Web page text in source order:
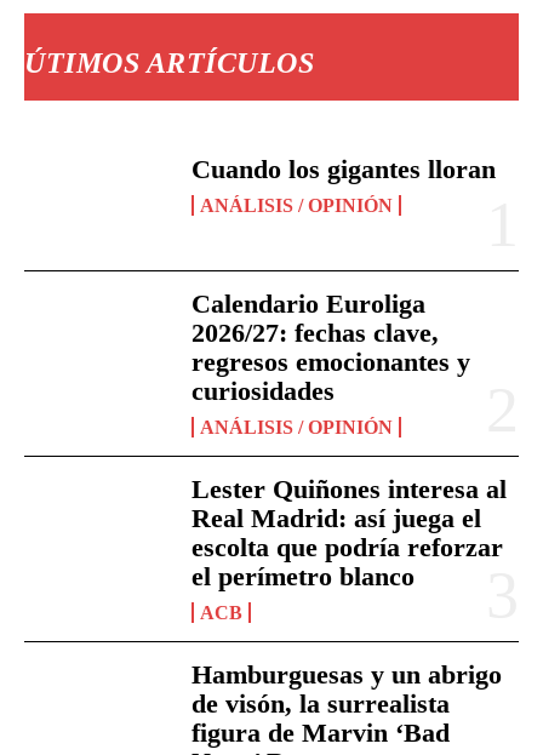
ÚTIMOS ARTÍCULOS
Cuando los gigantes lloran
ANÁLISIS / OPINIÓN
Calendario Euroliga
2026/27: fechas clave,
regresos emocionantes y
curiosidades
ANÁLISIS / OPINIÓN
Lester Quiñones interesa al
Real Madrid: así juega el
escolta que podría reforzar
el perímetro blanco
ACB
Hamburguesas y un abrigo
de visón, la surrealista
figura de Marvin ‘Bad